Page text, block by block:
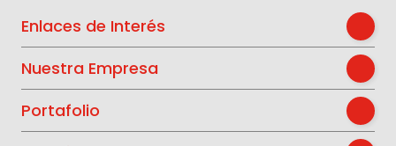
Enlaces de Interés
Nuestra Empresa
Portafolio